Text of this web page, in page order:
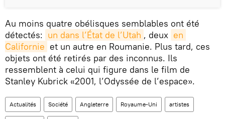
Au moins quatre obélisques semblables ont été
détectés: un dans l’État de l’Utah , deux en
Californie et un autre en Roumanie. Plus tard, ces
objets ont été retirés par des inconnus. Ils
ressemblent à celui qui figure dans le film de
Stanley Kubrick «2001, l’Odyssée de l’espace».
Actualités Société Angleterre Royaume-Uni artistes